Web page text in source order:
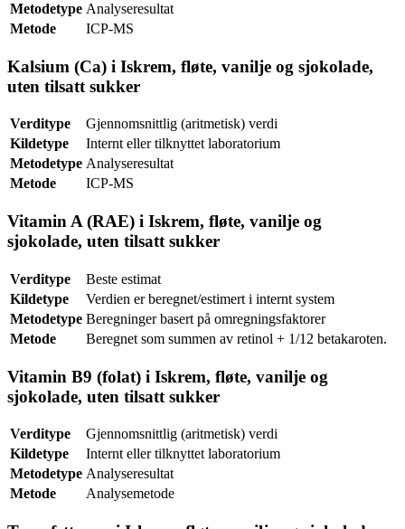
Metodetype Analyseresultat
Metode
ICP-MS
Kalsium (Ca) i Iskrem, fløte, vanilje og sjokolade,
uten tilsatt sukker
Verditype
Gjennomsnittlig (aritmetisk) verdi
Kildetype
Internt eller tilknyttet laboratorium
Metodetype Analyseresultat
Metode
ICP-MS
Vitamin A (RAE) i Iskrem, fløte, vanilje og
sjokolade, uten tilsatt sukker
Verditype
Beste estimat
Kildetype
Verdien er beregnet/estimert i internt system
Metodetype Beregninger basert på omregningsfaktorer
Metode
Beregnet som summen av retinol + 1/12 betakaroten.
Vitamin B9 (folat) i Iskrem, fløte, vanilje og
sjokolade, uten tilsatt sukker
Verditype
Gjennomsnittlig (aritmetisk) verdi
Kildetype
Internt eller tilknyttet laboratorium
Metodetype Analyseresultat
Metode
Analysemetode